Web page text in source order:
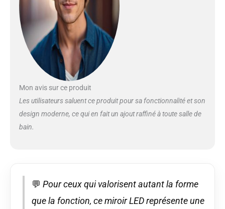
Mon avis sur ce produit
Les utilisateurs saluent ce produit pour sa fonctionnalité et son
design moderne, ce qui en fait un ajout raffiné à toute salle de
bain.
💬 Pour ceux qui valorisent autant la forme
que la fonction, ce miroir LED représente une